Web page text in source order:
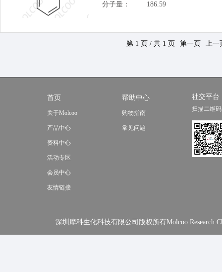
分子量： 186.59
第 1 页 / 共 1 页 第一页 上一
首页
关于Molcoo
产品中心
资料中心
活动专区
会员中心
友情链接
帮助中心
购物指南
常见问题
社交平台
扫描二维
深圳摩科生化科技有限公司版权所有Molcoo Research